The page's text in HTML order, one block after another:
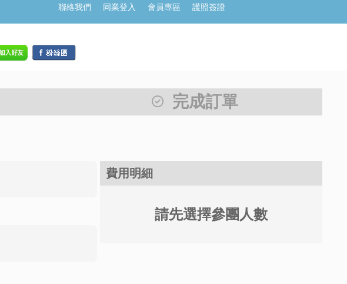
聯絡我們 同業登入 會員專區 護照簽證
完成訂單
費用明細
請先選擇參團人數